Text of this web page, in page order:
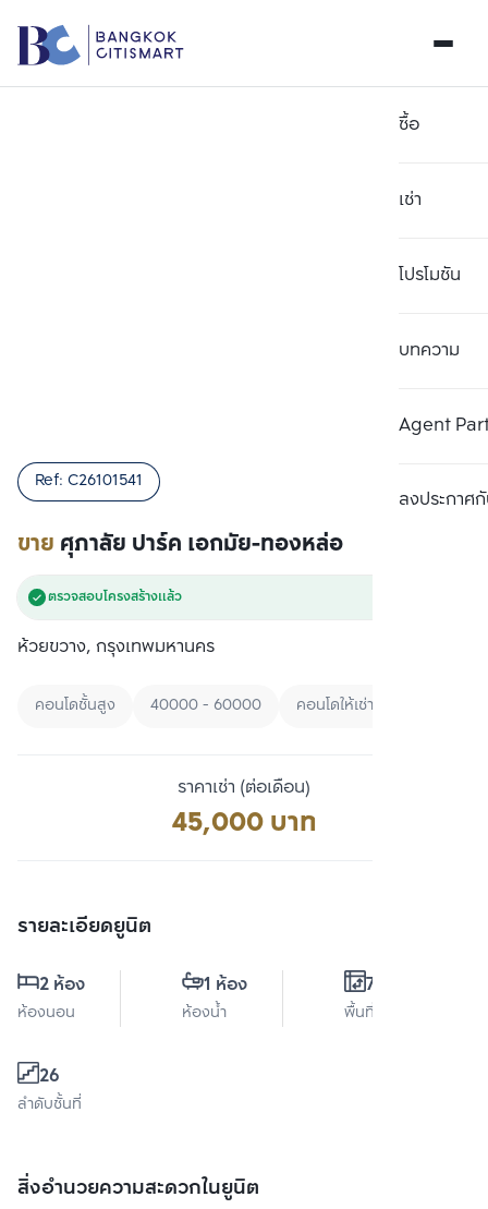
ซื้อ
เช่า
โปรโมชัน
บทความ
Agent
ลงประกาศกั
ขาย ศุภาลัย ปาร์ค เอกมัย-ทองหล่อ
Ref: C26101541
ตรวจสอบโครงสร้างแล้ว
ห้วยขวาง, กรุงเทพมหานคร
คอนโดชั้นสูง 40000 - 60000 คอนโดให้เช่าเรียงตามราคา
ราคาเช่า (ต่อเดือน)
45,000 บาท
รายละเอียดยูนิต
2 ห้อง
ห้องนอน
1 ห้อง
ห้องน้ำ
70 ตร.ม.
พื้นที่ใช้สอย
26
ลำดับชั้นที่
สิ่งอำนวยความสะดวกในยูนิต